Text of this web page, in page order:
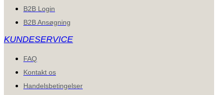
B2B Login
B2B Ansøgning
KUNDESERVICE
FAQ
Kontakt os
Handelsbetingelser